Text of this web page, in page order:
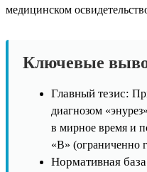
медицинском
Ключевые
Главный тезис:
диагнозом
в мирное время и
«В» (ограниченно
Нормативная